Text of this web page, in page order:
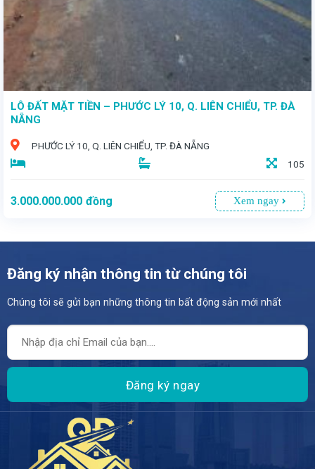
LÔ ĐẤT MẶT TIỀN – PHƯỚC LÝ 10, Q. LIÊN CHIỂU, TP. ĐÀ
NẴNG
PHƯỚC LÝ 10, Q. LIÊN CHIỂU, TP. ĐÀ NẴNG
105
3.000.000.000 đồng Xem ngay
Đăng ký nhận thông tin từ chúng tôi
Chúng tôi sẽ gửi bạn những thông tin bất động sản mới nhất